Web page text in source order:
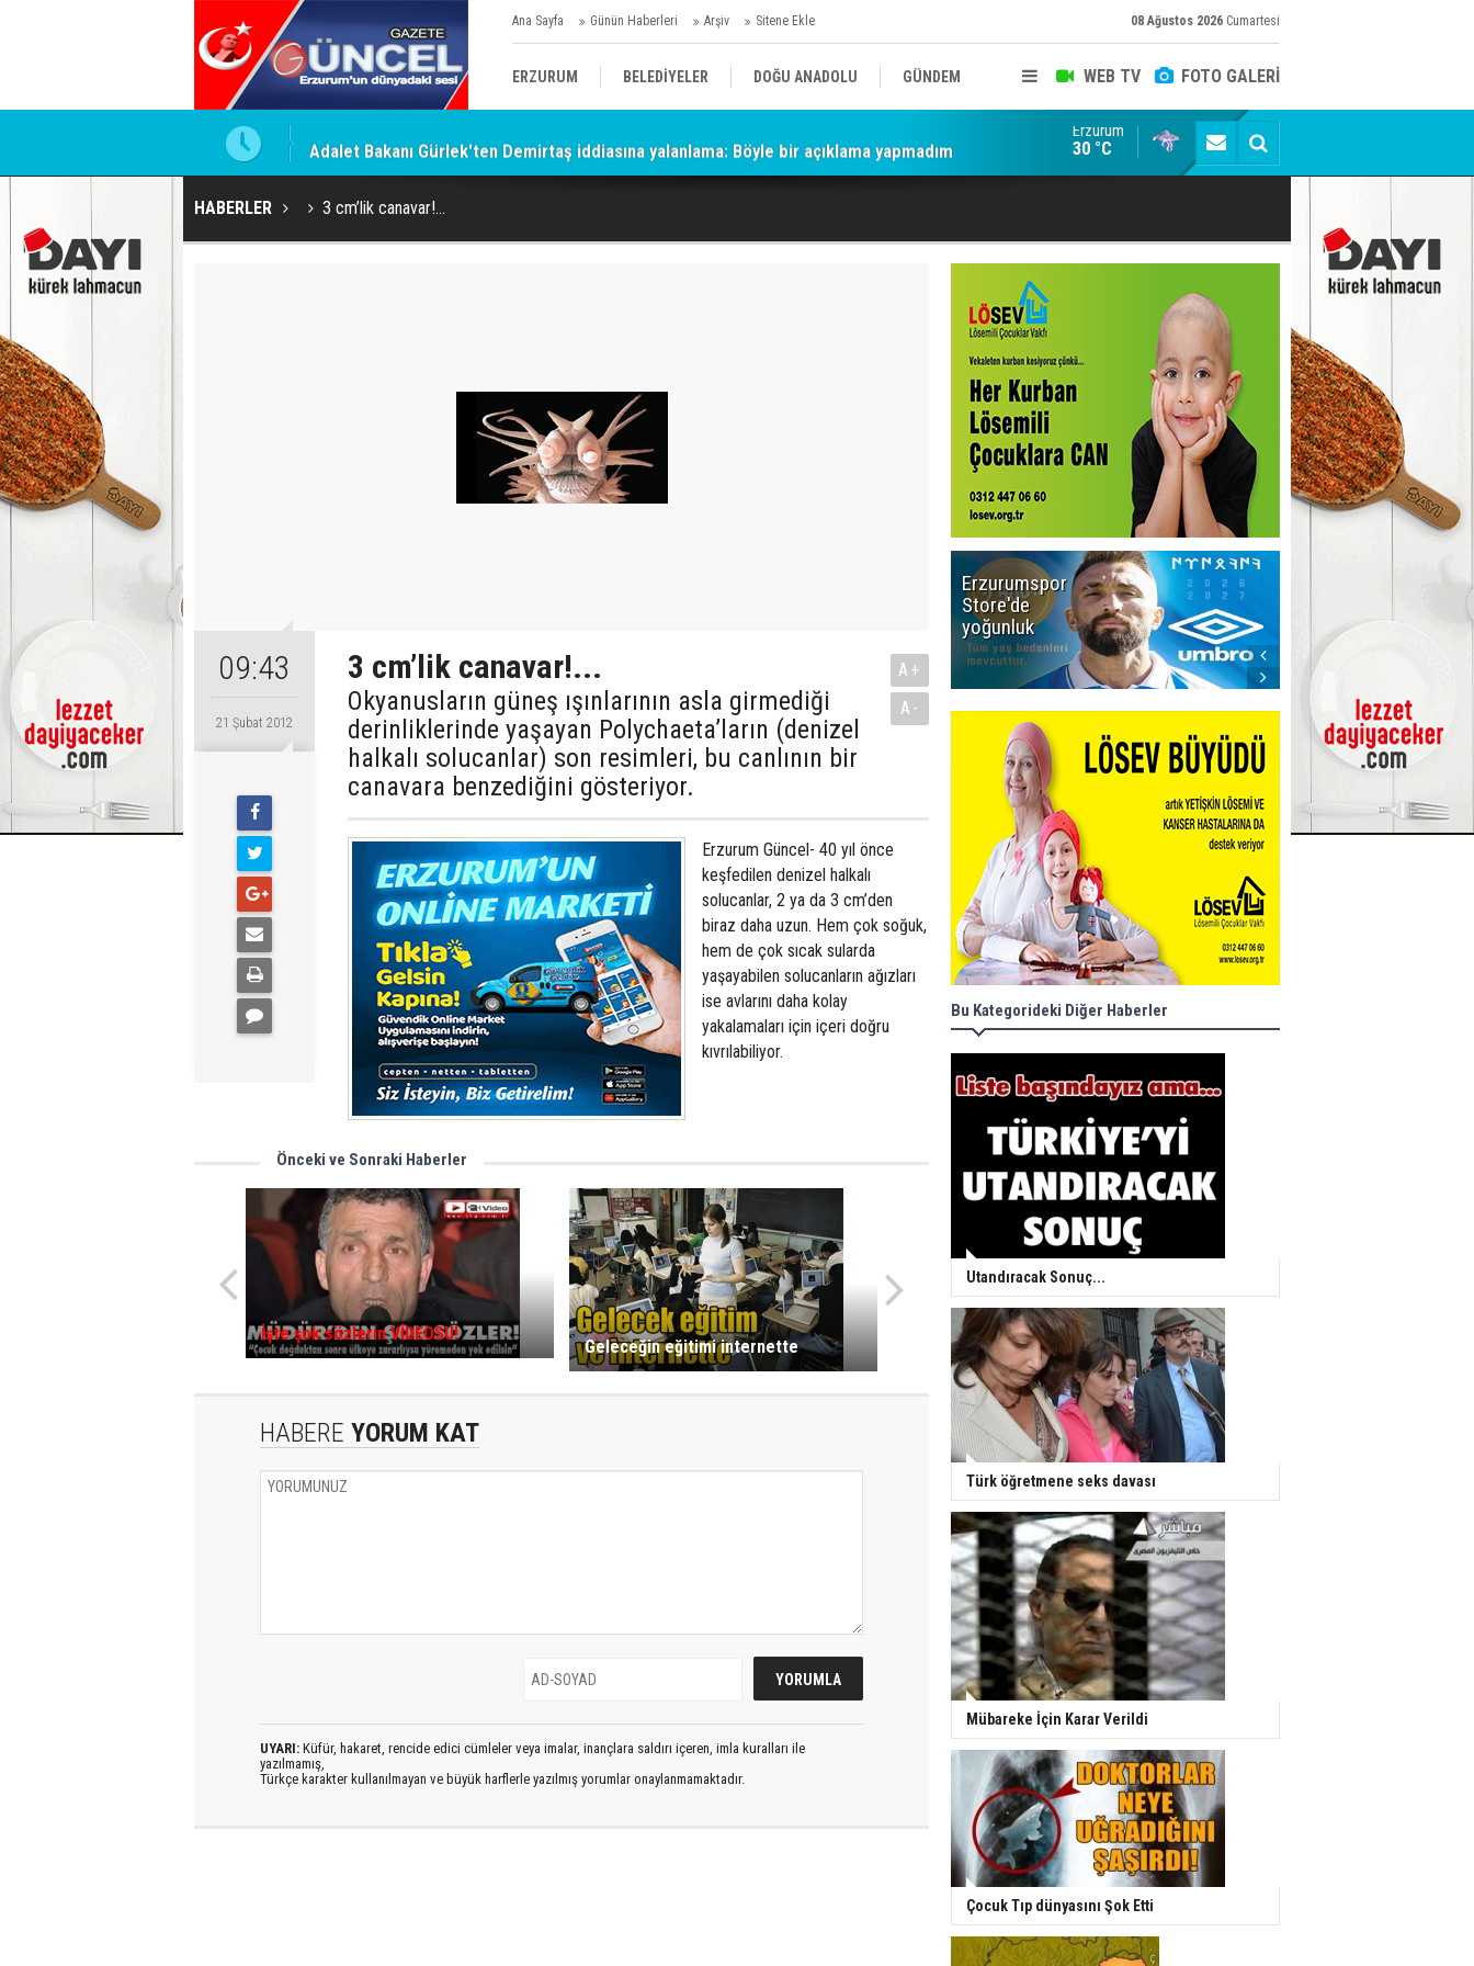
Ana Sayfa Günün Haberleri Arşiv Sitene Ekle 08 Ağustos 2026 Cumartesi
WEB TV FOTO GALERİ
ERZURUM BELEDİYELER DOĞU ANADOLU GÜNDEM
SİYASET AFAD/ SAVAŞ SPOR
Adalet Bakanı Gürlek'ten Demirtaş iddiasına yalanlama: Böyle bir açıklama yapmadım Dadaş 2.hafta Galatasaray'ı konuk edecek
Erzurum
30 °C
HABERLER 3 cm’lik canavar!...
09:43
21 Şubat 2012
3 cm’lik canavar!...
Okyanusların güneş ışınlarının asla girmediği
derinliklerinde yaşayan Polychaeta’ların (denizel
halkalı solucanlar) son resimleri, bu canlının bir
canavara benzediğini gösteriyor.
A+
A-
Erzurum Güncel- 40 yıl önce
keşfedilen denizel halkalı
solucanlar, 2 ya da 3 cm’den
biraz daha uzun. Hem çok soğuk,
hem de çok sıcak sularda
yaşayabilen solucanların ağızları
ise avlarını daha kolay
yakalamaları için içeri doğru
kıvrılabiliyor.
Önceki ve Sonraki Haberler
İşte şok sözlerin VİDEOSU!
Geleceğin eğitimi internette
HABERE YORUM KAT
UYARI: Küfür, hakaret, rencide edici cümleler veya imalar, inançlara saldırı içeren, imla kuralları ile
yazılmamış,
Türkçe karakter kullanılmayan ve büyük harflerle yazılmış yorumlar onaylanmamaktadır.
Erzurumspor
Store'de
yoğunluk
Demirtaş
iddiasına
yalanlama:
Böyle bir
açıklama
yapmadım
Bu Kategorideki Diğer Haberler
Utandıracak Sonuç...
Türk öğretmene seks davası
Mübareke İçin Karar Verildi
Çocuk Tıp dünyasını Şok Etti